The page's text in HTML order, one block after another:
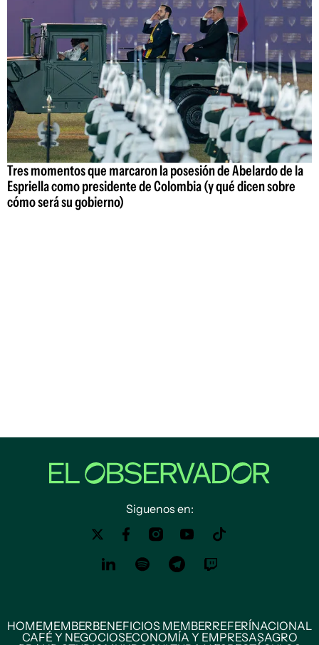
Tres momentos que marcaron la posesión de Abelardo de la
Espriella como presidente de Colombia (y qué dicen sobre
cómo será su gobierno)
Siguenos en:
HOMEMEMBERBENEFICIOS MEMBERREFERÍNACIONAL
CAFÉ Y NEGOCIOSECONOMÍA Y EMPRESASAGRO